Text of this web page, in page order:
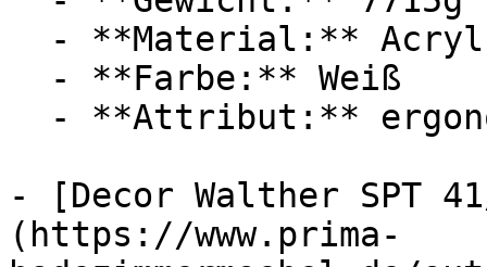
- [Decor Walther SPT
(https://www.prima-